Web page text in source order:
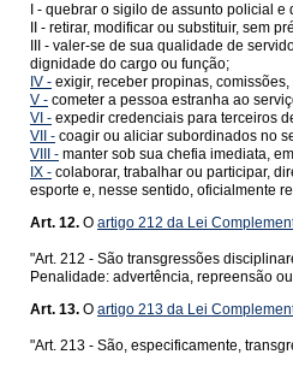
I - quebrar o sigilo de assunto policial
II - retirar, modificar ou substituir, sem
III - valer-se de sua qualidade de
dignidade do cargo ou função;
IV - exigir, receber propinas,
V - cometer a pessoa estranha ao
VI - expedir credenciais para terceiros
VII - coagir ou aliciar subordinados no
VIII - manter sob sua chefia imediata,
IX - colaborar, trabalhar ou participar,
esporte e, nesse sentido, oficialmente
Art. 12. O artigo 212 da Lei
"Art. 212 - São transgressões
Penalidade: advertência, repreensão
Art. 13. O artigo 213 da Lei
"Art. 213 - São, especificamente,